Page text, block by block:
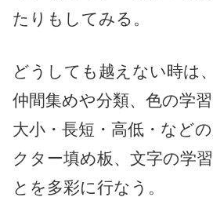
たりもしてみる。
どうしても越えない時は
仲間集めや分類、色の学習
大小・長短・高低・など
クター填め板、文字の学
とを多彩に行なう。